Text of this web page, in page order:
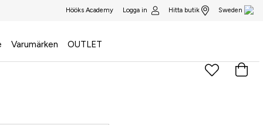
Hööks Academy Logga in Hitta butik Sweden
Varumärken OUTLET